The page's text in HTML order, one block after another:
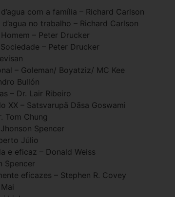
com a família – Richard Carlson
no trabalho – Richard Carlson
– Peter Drucker
– Peter Drucker
– Goleman/ Boyatziz/ MC Kee
Bullón
– Dr. Lair Ribeiro
XX – Satsvarupã Dãsa Goswami
Tom Chung
Spencer
Júlio
e eficaz – Donald Weiss
Spencer
eficazes – Stephen R. Covey